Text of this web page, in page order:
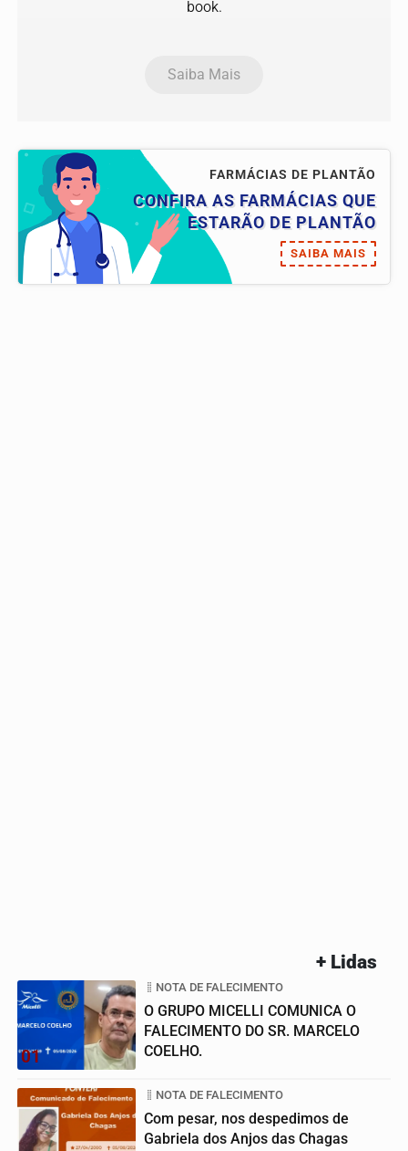
book.
Saiba Mais
FARMÁCIAS DE PLANTÃO
CONFIRA AS FARMÁCIAS QUE
ESTARÃO DE PLANTÃO
SAIBA MAIS
+ Lidas
01
NOTA DE FALECIMENTO
O GRUPO MICELLI COMUNICA O
FALECIMENTO DO SR. MARCELO
COELHO.
NOTA DE FALECIMENTO
Com pesar, nos despedimos de
Gabriela dos Anjos das Chagas